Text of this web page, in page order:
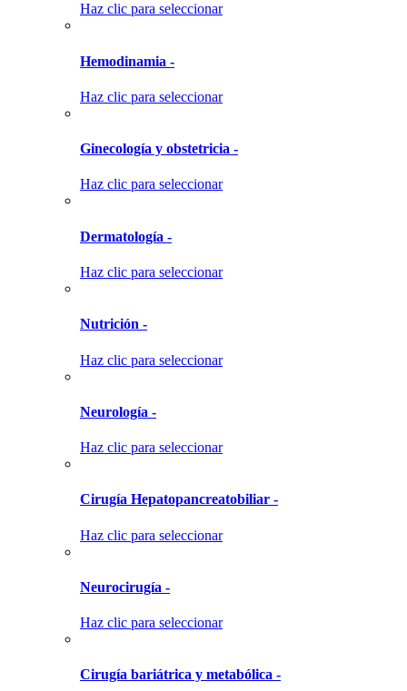
Haz clic para seleccionar
Hemodinamia -
Haz clic para seleccionar
Ginecología y obstetricia -
Haz clic para seleccionar
Dermatología -
Haz clic para seleccionar
Nutrición -
Haz clic para seleccionar
Neurología -
Haz clic para seleccionar
Cirugía Hepatopancreatobiliar -
Haz clic para seleccionar
Neurocirugía -
Haz clic para seleccionar
Cirugía bariátrica y metabólica -